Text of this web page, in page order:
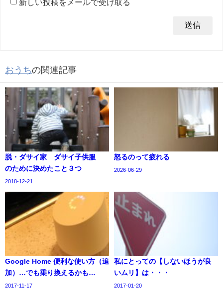
新しい投稿をメールで受け取る
おうちの関連記事
脱・ダサイ家 ダサイ子供服
のために決めたこと３つ
2018-12-21
怒るのって疲れる
2026-06-29
Google Home 便利な使い方（追
加）…でも乗り換えるかも…
2017-11-17
私にとっての【しないほうが良
いムリ】は・・・
2017-01-20